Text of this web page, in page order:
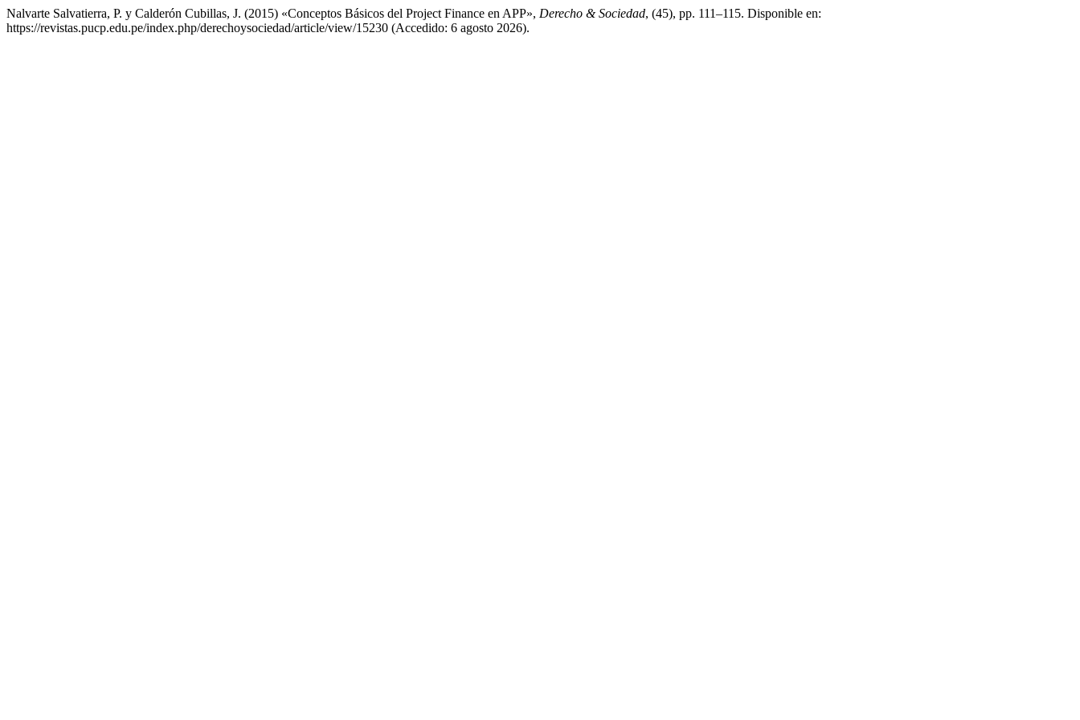
Nalvarte Salvatierra, P. y Calderón Cubillas, J. (2015) «Conceptos Básicos del Project Finance en APP», Derecho & Sociedad, (45), pp. 111–115. Disponible en:
https://revistas.pucp.edu.pe/index.php/derechoysociedad/article/view/15230 (Accedido: 6 agosto 2026).